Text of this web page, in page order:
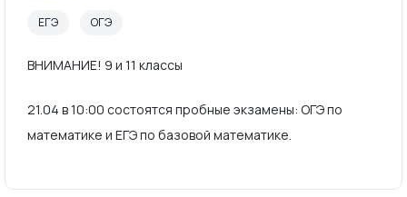
ЕГЭ ОГЭ
ВНИМАНИЕ! 9 и 11 классы
21.04 в 10:00 состоятся пробные экзамены: ОГЭ по
математике и ЕГЭ по базовой математике.